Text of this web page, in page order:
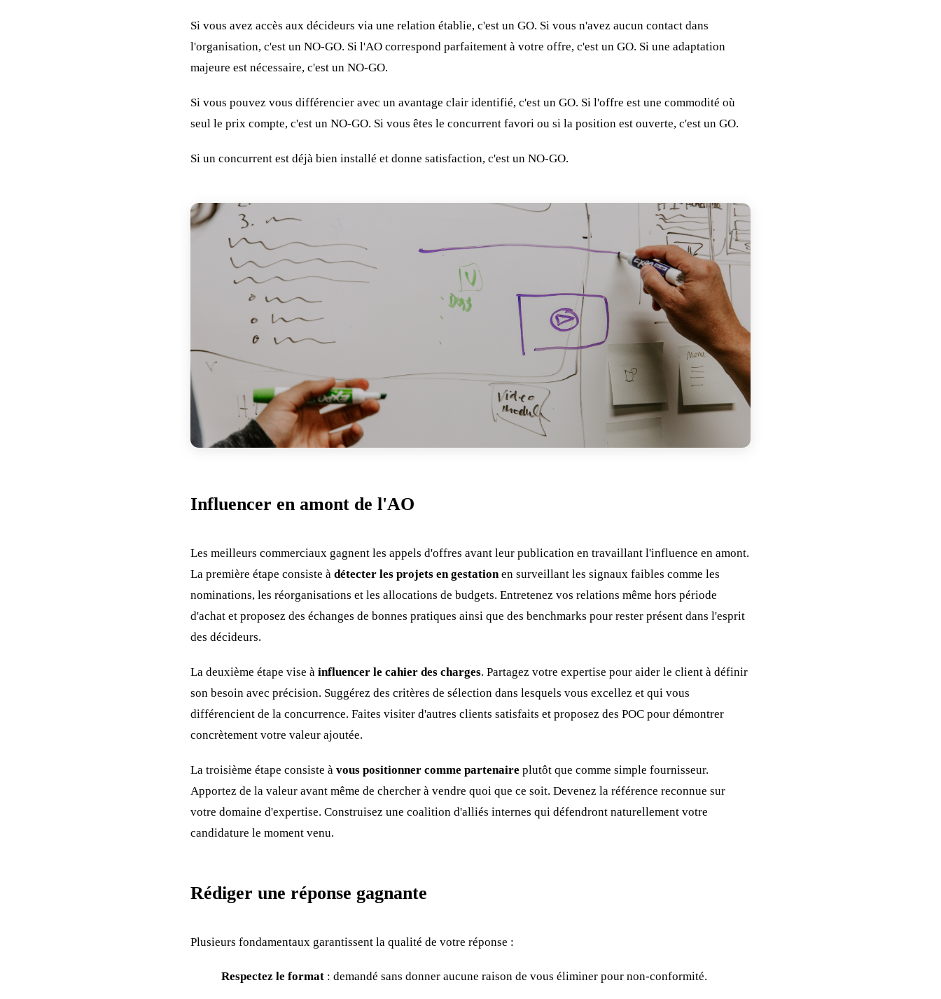
Si vous avez accès aux décideurs via une relation établie, c'est un GO. Si vous n'avez aucun contact dans
l'organisation, c'est un NO-GO. Si l'AO correspond parfaitement à votre offre, c'est un GO. Si une adaptation
majeure est nécessaire, c'est un NO-GO.
Si vous pouvez vous différencier avec un avantage clair identifié, c'est un GO. Si l'offre est une commodité où
seul le prix compte, c'est un NO-GO. Si vous êtes le concurrent favori ou si la position est ouverte, c'est un GO.
Si un concurrent est déjà bien installé et donne satisfaction, c'est un NO-GO.
Influencer en amont de l'AO
Les meilleurs commerciaux gagnent les appels d'offres avant leur publication en travaillant l'influence en amont.
La première étape consiste à détecter les projets en gestation en surveillant les signaux faibles comme les
nominations, les réorganisations et les allocations de budgets. Entretenez vos relations même hors période
d'achat et proposez des échanges de bonnes pratiques ainsi que des benchmarks pour rester présent dans l'esprit
des décideurs.
La deuxième étape vise à influencer le cahier des charges. Partagez votre expertise pour aider le client à définir
son besoin avec précision. Suggérez des critères de sélection dans lesquels vous excellez et qui vous
différencient de la concurrence. Faites visiter d'autres clients satisfaits et proposez des POC pour démontrer
concrètement votre valeur ajoutée.
La troisième étape consiste à vous positionner comme partenaire plutôt que comme simple fournisseur.
Apportez de la valeur avant même de chercher à vendre quoi que ce soit. Devenez la référence reconnue sur
votre domaine d'expertise. Construisez une coalition d'alliés internes qui défendront naturellement votre
candidature le moment venu.
Rédiger une réponse gagnante
Plusieurs fondamentaux garantissent la qualité de votre réponse :
Respectez le format : demandé sans donner aucune raison de vous éliminer pour non-conformité.